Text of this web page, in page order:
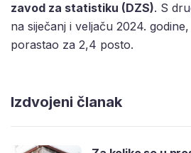
zavod za statistiku (DZS). S
na siječanj i veljaču 2024.
porastao za 2,4 posto.
Izdvojeni članak